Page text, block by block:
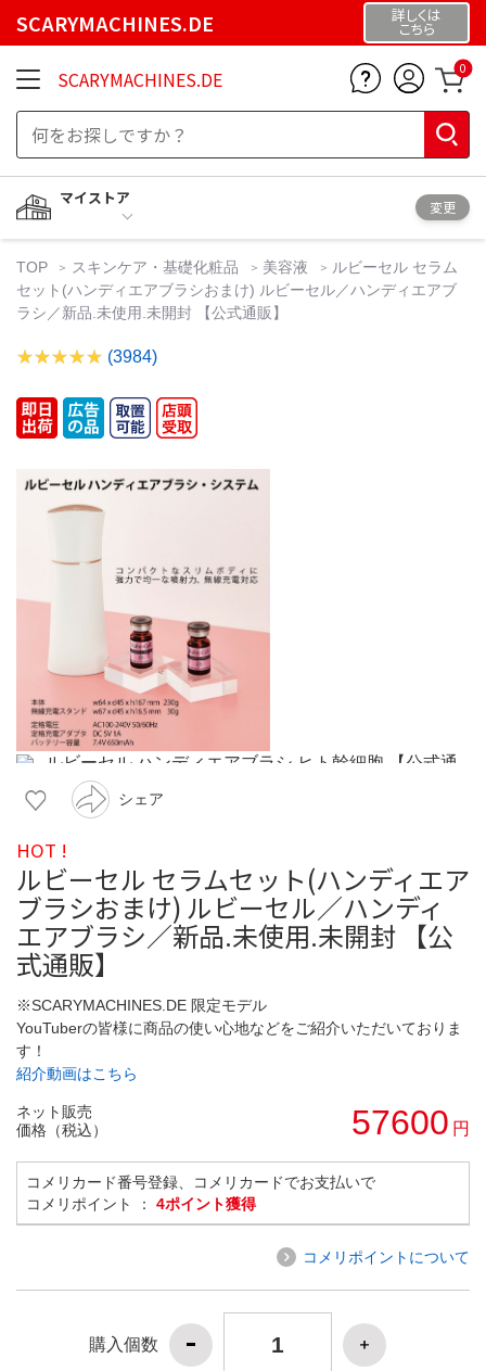
SCARYMACHINES.DE 詳しくは
こちら
SCARYMACHINES.DE 0
マイストア
変更
TOP スキンケア・基礎化粧品 美容液
ルビーセル セラム
セット(ハンディエアブラシおまけ) ルビーセル／ハンディエアブ
ラシ／新品.未使用.未開封 【公式通販】
(3984)
シェア
HOT !
ルビーセル セラムセット(ハンディエア
ブラシおまけ) ルビーセル／ハンディ
エアブラシ／新品.未使用.未開封 【公
式通販】
※SCARYMACHINES.DE 限定モデル
YouTuberの皆様に商品の使い心地などをご紹介いただいておりま
す！
紹介動画はこちら
ネット販売
価格（税込）
57600 円
コメリカード番号登録、コメリカードでお支払いで
コメリポイント ： 4ポイント獲得
コメリポイントについて
購入個数